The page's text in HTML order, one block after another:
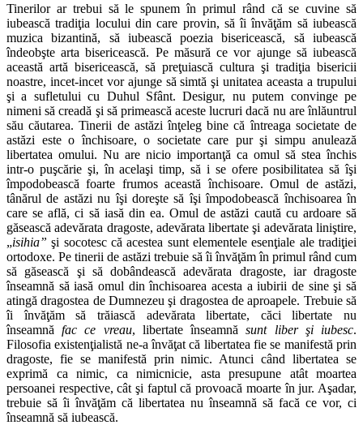
Tinerilor ar trebui să le spunem în primul rând că se cuvine să
iubească tradiţia locului din care provin, să îi învăţăm să iubească
muzica bizantină, să iubească poezia bisericească, să iubească
îndeobşte arta bisericească. Pe măsură ce vor ajunge să iubească
această artă bisericească, să preţuiască cultura şi tradiţia bisericii
noastre, incet‑incet vor ajunge să simtă şi unitatea aceasta a trupului
şi a sufletului cu Duhul Sfânt. Desigur, nu putem convinge pe
nimeni să creadă şi să primească aceste lucruri dacă nu are înlăuntrul
său căutarea. Tinerii de astăzi înţeleg bine că întreaga societate de
astăzi este o închisoare, o societate care pur şi simpu anulează
libertatea omului. Nu are nicio importanţă ca omul să stea închis
intr‑o puşcărie şi, în acelaşi timp, să i se ofere posibilitatea să îşi
împodobească foarte frumos această închisoare. Omul de astăzi,
tânărul de astăzi nu îşi doreşte să îşi împodobească închisoarea în
care se află, ci să iasă din ea. Omul de astăzi caută cu ardoare să
găsească adevărata dragoste, adevărata libertate şi adevărata liniştire,
„isihia”şi socotesc că acestea sunt elementele esenţiale ale tradiţiei
ortodoxe. Pe tinerii de astăzi trebuie să îi învăţăm în primul rând cum
să găsească şi să dobândească adevărata dragoste, iar dragoste
înseamnă să iasă omul din închisoarea acesta a iubirii de sine şi să
atingă dragostea de Dumnezeu şi dragostea de aproapele. Trebuie să
îi învăţăm să trăiască adevărata libertate, căci libertate nu
înseamnăfac ce vreau, libertate înseamnăsunt liber şi iubesc.
Filosofia existenţialistă ne‑a învăţat că libertatea fie se manifestă prin
dragoste, fie se manifestă prin nimic. Atunci când libertatea se
exprimă ca nimic, ca nimicnicie, asta presupune atât moartea
persoanei respective, cât şi faptul că provoacă moarte în jur. Aşadar,
trebuie să îi învăţăm că libertatea nu înseamnă să facă ce vor, ci
înseamnă să iubească.